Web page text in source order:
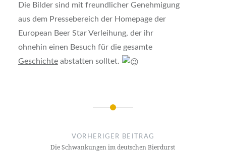
Die Bilder sind mit freundlicher Genehmigung
aus dem Pressebereich der Homepage der
European Beer Star Verleihung, der ihr
ohnehin einen Besuch für die gesamte
Geschichteabstatten solltet.
NavigationVORHERIGER BEITRAG
Die Schwankungen im deutschen Bierdurst